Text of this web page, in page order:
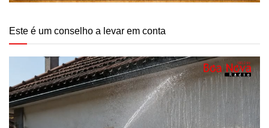
Este é um conselho a levar em conta